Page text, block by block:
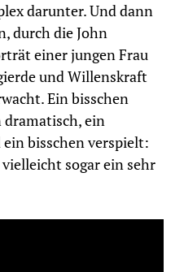
darunter. Und dann
durch die John
einer jungen Frau
und Willenskraft
Ein bisschen
ein
bisschen verspielt:
sogar ein sehr